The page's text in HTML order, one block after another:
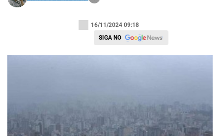
16/11/2024 09:18
SIGA NO